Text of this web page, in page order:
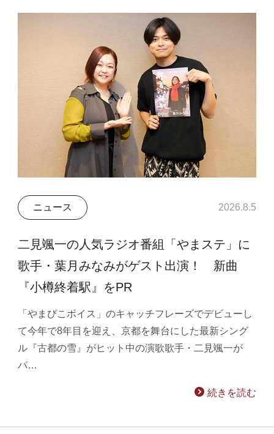
ニュース 2026.8.5
二見颯一の人気ラジオ番組「やまステ」に
歌手・葉月みなみがゲスト出演！ 新曲
『小樽終着駅』をPR
「やまびこボイス」のキャッチフレーズでデビューし
て今年で8年目を迎え、京都を舞台にした最新シング
ル『古都の雪』がヒット中の演歌歌手・二見颯一が
パ…
続きを読む